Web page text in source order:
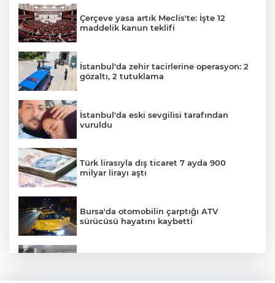
Çerçeve yasa artık Meclis'te: İşte 12
maddelik kanun teklifi
İstanbul'da zehir tacirlerine operasyon: 2
gözaltı, 2 tutuklama
İstanbul'da eski sevgilisi tarafından
vuruldu
Türk lirasıyla dış ticaret 7 ayda 900
milyar lirayı aştı
Bursa'da otomobilin çarptığı ATV
sürücüsü hayatını kaybetti